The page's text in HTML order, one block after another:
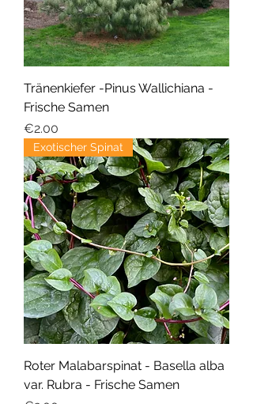
Tränenkiefer -Pinus Wallichiana -
Frische Samen
Price
€2.00
Exotischer Spinat
Roter Malabarspinat - Basella alba
var. Rubra - Frische Samen